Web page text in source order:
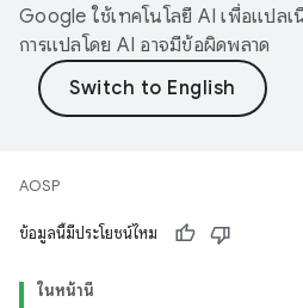
Google ใช้เทคโนโลยี AI เพื่อแปล
การแปลโดย AI อาจมีข้อผิดพลาด
AOSP
ข้อมูลนี้มีประโยชน์ไหม
ในหน้านี้